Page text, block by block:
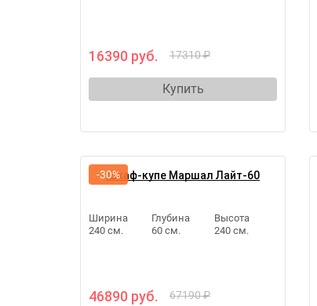
16390 руб. 17310 ₽
Купить
Шкаф-купе Маршал Лайт-60
Ширина
240 см.
Глубина
60 см.
Высота
240 см.
46890 руб. 67190 ₽
-30%